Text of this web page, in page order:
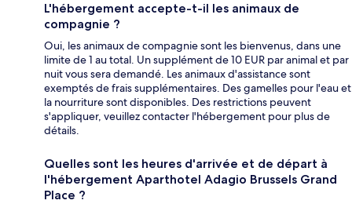
L'hébergement accepte-t-il les animaux de
compagnie ?
Oui, les animaux de compagnie sont les bienvenus, dans une
limite de 1 au total. Un supplément de 10 EUR par animal et par
nuit vous sera demandé. Les animaux d'assistance sont
exemptés de frais supplémentaires. Des gamelles pour l'eau et
la nourriture sont disponibles. Des restrictions peuvent
s'appliquer, veuillez contacter l'hébergement pour plus de
détails.
Quelles sont les heures d'arrivée et de départ à
l'hébergement Aparthotel Adagio Brussels Grand
Place ?